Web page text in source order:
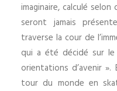
imaginaire, calculé
seront jamais
traverse la cour de
qui a été décidé sur
orientations d’avenir
tour du monde en